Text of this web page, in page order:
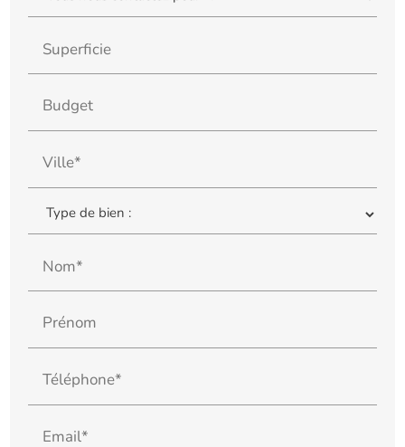
Superficie
Budget
Ville*
Nom*
Prénom
Téléphone*
Email*